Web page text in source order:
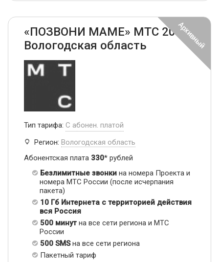
«ПОЗВОНИ МАМЕ» МТС 2024
Вологодская область
Тип тарифа: С абонен. платой
Регион: Вологодская область
Абонентская плата 330* рублей
Безлимитные звонки на номера Проекта и
номера МТС России (после исчерпания
пакета)
10 Гб Интернета с территорией действия
вся Россия
500 минут на все сети региона и МТС
России
500 SMSна все сети региона
Пакетный тариф